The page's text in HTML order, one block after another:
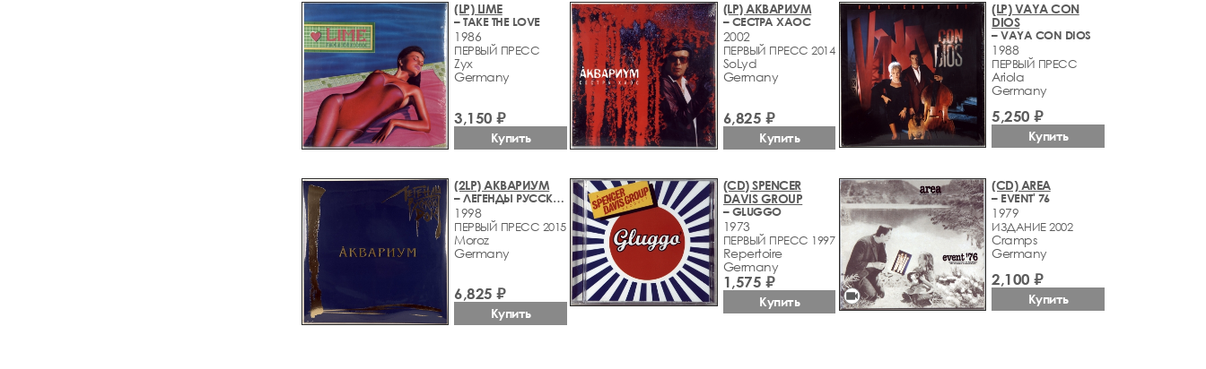
(LP) LIME
– TAKE THE LOVE
1986
ПЕРВЫЙ ПРЕСС
Zyx
Germany
3,150 ₽
Купить
(LP) АКВАРИУМ
– СЕСТРА ХАОС
2002
ПЕРВЫЙ ПРЕСС 2014
SoLyd
Germany
6,825 ₽
Купить
(LP) VAYA CON
DIOS
– VAYA CON DIOS
1988
ПЕРВЫЙ ПРЕСС
Ariola
Germany
5,250 ₽
Купить
(2LP) АКВАРИУМ
– ЛЕГЕНДЫ РУССКОГО РОКА
1998
ПЕРВЫЙ ПРЕСС 2015
Moroz
Germany
6,825 ₽
Купить
(CD) SPENCER
DAVIS GROUP
– GLUGGO
1973
ПЕРВЫЙ ПРЕСС 1997
Repertoire
Germany
1,575 ₽
Купить videocam
(CD) AREA
– EVENT' 76
1979
ИЗДАНИЕ 2002
Cramps
Germany
2,100 ₽
Купить